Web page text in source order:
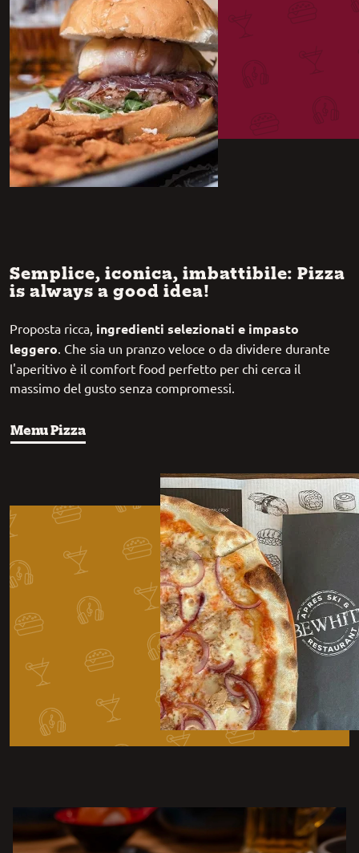
Semplice, iconica, imbattibile: Pizza
is always a good idea!
Proposta ricca, ingredienti selezionati e impasto
leggero. Che sia un pranzo veloce o da dividere durante
l'aperitivo è il comfort food perfetto per chi cerca il
massimo del gusto senza compromessi.
Menu Pizza